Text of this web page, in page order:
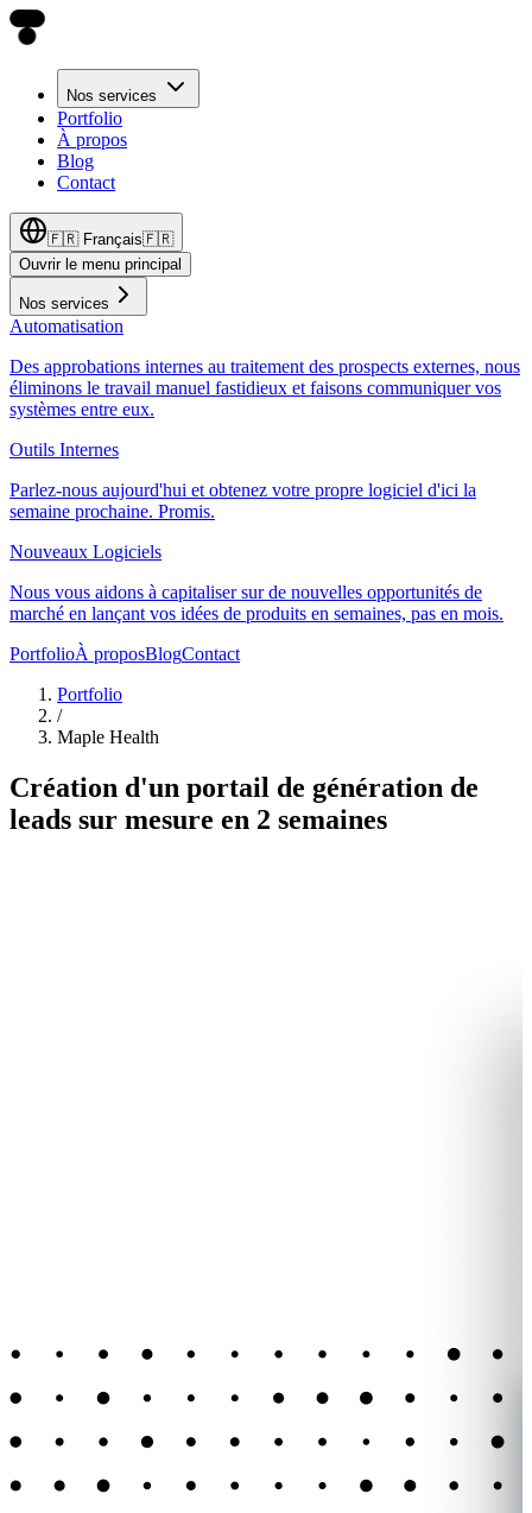
Nos services
Portfolio
À propos
Blog
Contact
🇫🇷 Français🇫🇷
Ouvrir le menu principal
Nos services
Automatisation
Des approbations internes au traitement des prospects externes, nous
éliminons le travail manuel fastidieux et faisons communiquer vos
systèmes entre eux.
Outils Internes
Parlez-nous aujourd'hui et obtenez votre propre logiciel d'ici la
semaine prochaine. Promis.
Nouveaux Logiciels
Nous vous aidons à capitaliser sur de nouvelles opportunités de
marché en lançant vos idées de produits en semaines, pas en mois.
PortfolioÀ proposBlogContact
Portfolio
/
Maple Health
Création d'un portail de génération de
leads sur mesure en 2 semaines